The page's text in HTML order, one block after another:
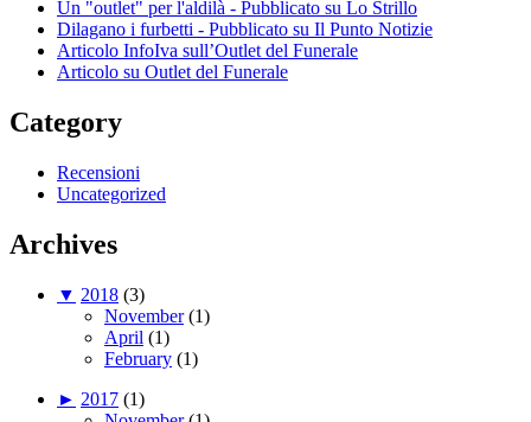
Un "outlet" per l'aldilà - Pubblicato su Lo Strillo
Dilagano i furbetti - Pubblicato su Il Punto Notizie
Articolo InfoIva sull’Outlet del Funerale
Articolo su Outlet del Funerale
Category
Recensioni
Uncategorized
Archives
▼ 2018 (3)
November (1)
April (1)
February (1)
► 2017 (1)